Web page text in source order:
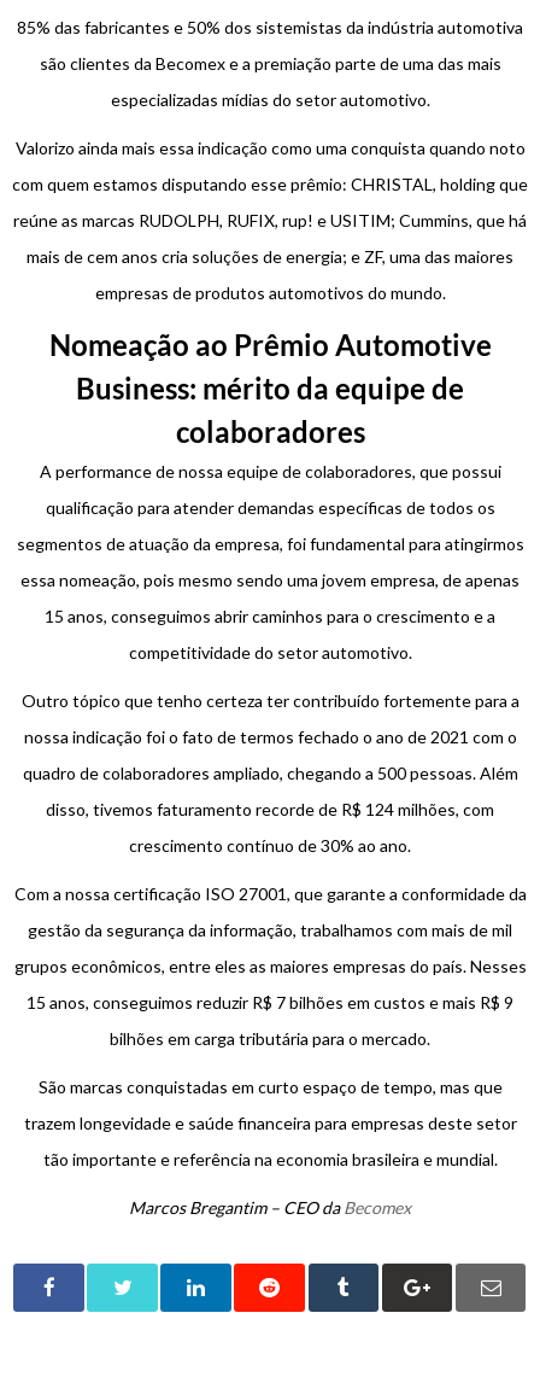
85% das fabricantes e 50% dos sistemistas da indústria automotiva
são clientes da Becomex e a premiação parte de uma das mais
especializadas mídias do setor automotivo.
Valorizo ainda mais essa indicação como uma conquista quando noto
com quem estamos disputando esse prêmio: CHRISTAL, holding que
reúne as marcas RUDOLPH, RUFIX, rup! e USITIM; Cummins, que há
mais de cem anos cria soluções de energia; e ZF, uma das maiores
empresas de produtos automotivos do mundo.
Nomeação ao Prêmio Automotive
Business: mérito da equipe de
colaboradores
A performance de nossa equipe de colaboradores, que possui
qualificação para atender demandas específicas de todos os
segmentos de atuação da empresa, foi fundamental para atingirmos
essa nomeação, pois mesmo sendo uma jovem empresa, de apenas
15 anos, conseguimos abrir caminhos para o crescimento e a
competitividade do setor automotivo.
Outro tópico que tenho certeza ter contribuído fortemente para a
nossa indicação foi o fato de termos fechado o ano de 2021 com o
quadro de colaboradores ampliado, chegando a 500 pessoas. Além
disso, tivemos faturamento recorde de R$ 124 milhões, com
crescimento contínuo de 30% ao ano.
Com a nossa certificação ISO 27001, que garante a conformidade da
gestão da segurança da informação, trabalhamos com mais de mil
grupos econômicos, entre eles as maiores empresas do país. Nesses
15 anos, conseguimos reduzir R$ 7 bilhões em custos e mais R$ 9
bilhões em carga tributária para o mercado.
São marcas conquistadas em curto espaço de tempo, mas que
trazem longevidade e saúde financeira para empresas deste setor
tão importante e referência na economia brasileira e mundial.
Marcos Bregantim – CEO daBecomex